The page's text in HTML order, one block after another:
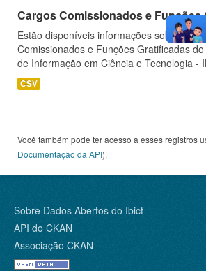
Cargos Comissionados e Funções
Estão disponíveis informações sobre os
Comissionados e Funções Gratificadas
de Informação em Ciência e Tecnologia -
CSV
Você também pode ter acesso a esses registros
Documentação da API).
Sobre Dados Abertos do Ibict
API do CKAN
Associação CKAN